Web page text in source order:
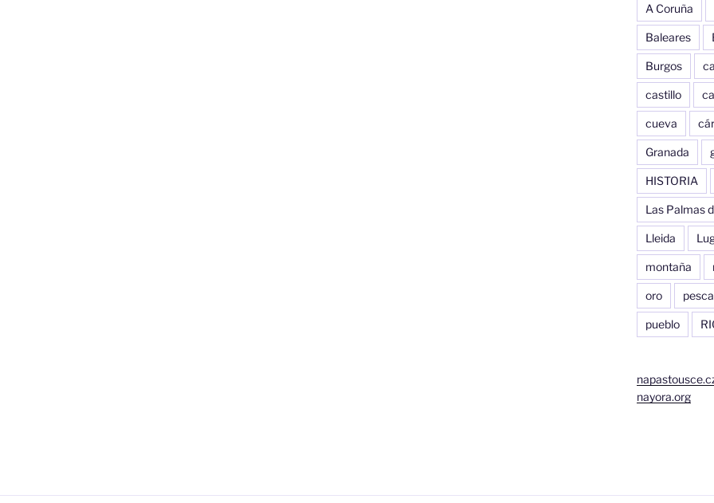
A Coruña
Baleares
Burgos
castillo
cueva
Granada
HISTORIA
Las Palmas
Lleida
montaña
oro pesca
pueblo
nayora.org